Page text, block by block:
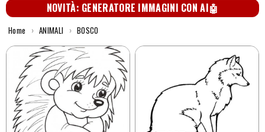
NOVITÀ: GENERATORE IMMAGINI CON AI🤖
Home › ANIMALI › BOSCO